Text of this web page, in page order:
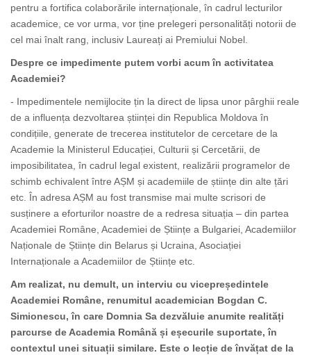
pentru a fortifica colaborările internaționale, în cadrul lecturilor
academice, ce vor urma, vor ține prelegeri personalități notorii de
cel mai înalt rang, inclusiv Laureați ai Premiului Nobel.
Despre ce impedimente putem vorbi acum în activitatea
Academiei?
- Impedimentele nemijlocite țin la direct de lipsa unor pârghii reale
de a influența dezvoltarea științei din Republica Moldova în
condițiile, generate de trecerea institutelor de cercetare de la
Academie la Ministerul Educației, Culturii și Cercetării, de
imposibilitatea, în cadrul legal existent, realizării programelor de
schimb echivalent între AȘM și academiile de științe din alte țări
etc. În adresa AȘM au fost transmise mai multe scrisori de
susținere a eforturilor noastre de a redresa situația – din partea
Academiei Române, Academiei de Științe a Bulgariei, Academiilor
Naționale de Științe din Belarus și Ucraina, Asociației
Internaționale a Academiilor de Științe etc.
Am realizat, nu demult, un interviu cu vicepreședintele
Academiei Române, renumitul academician Bogdan C.
Simionescu, în care Domnia Sa dezvăluie anumite realități
parcurse de Academia Română și eșecurile suportate, în
contextul unei situații similare. Este o lecție de învățat de la